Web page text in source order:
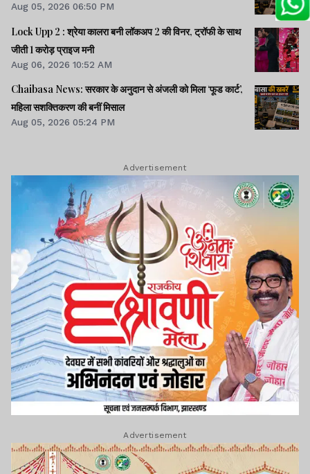
Aug 05, 2026 06:50 PM
Lock Upp 2 : श्रेया कालरा बनी लॉकअप 2 की विनर, ट्रॉफी के साथ
जीती 1 करोड़ प्राइज मनी
Aug 06, 2026 10:52 AM
Chaibasa News: सरकार के अनुदान से अंजली को मिला ‘फूड कार्ट’,
महिला सशक्तिकरण की बनीं मिसाल
Aug 05, 2026 05:24 PM
Advertisement
Advertisement